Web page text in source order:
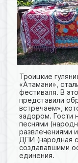
Троицкие
«Атамани»,
фестиваля. В
представили
встречаем»,
задором. Гости
песнями
развлечениями
ДПИ (народная
создававшими
единения.